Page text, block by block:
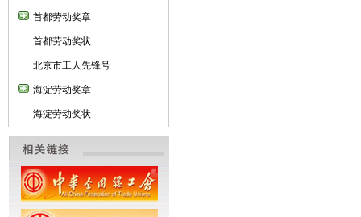
首都劳动奖章
首都劳动奖状
北京市工人先锋号
海淀劳动奖章
海淀劳动奖状